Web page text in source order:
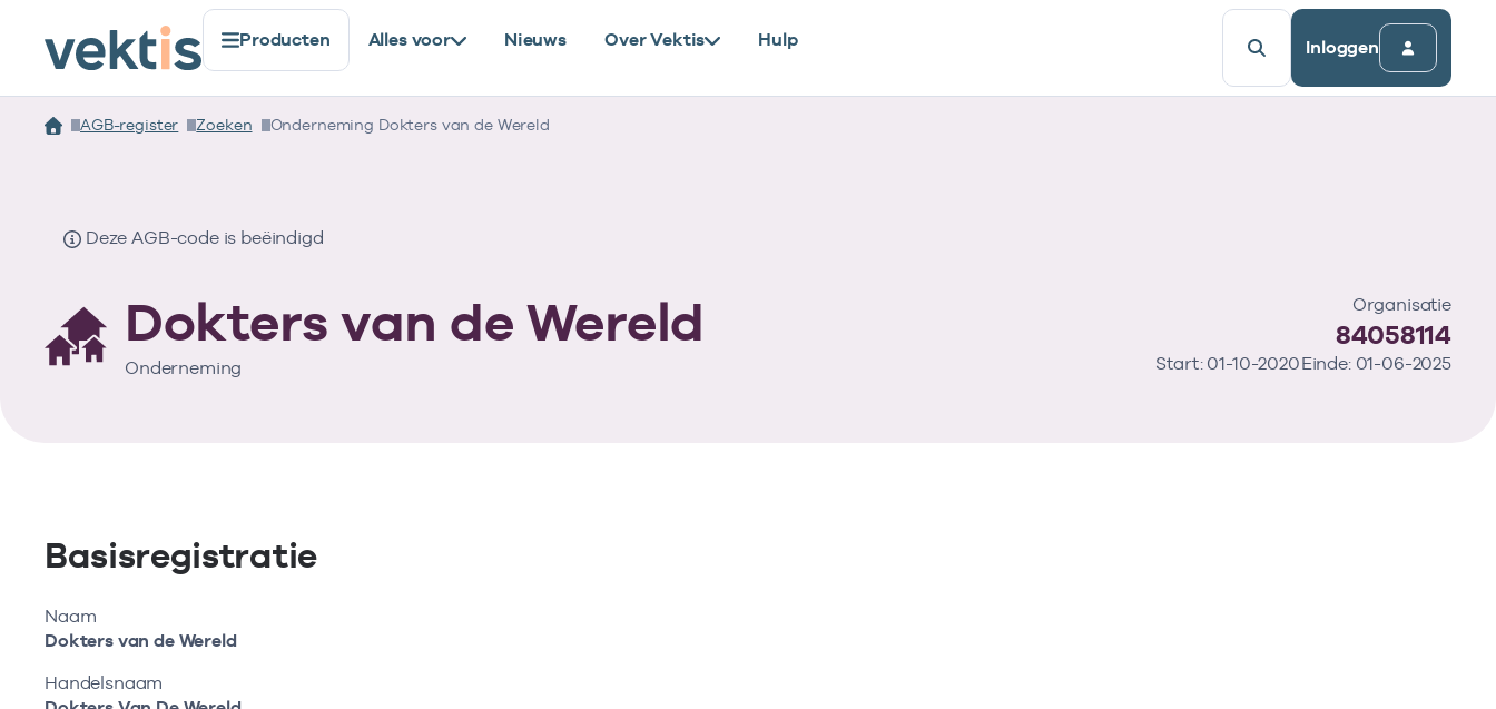
Producten Alles voor Nieuws Over Vektis Hulp Inloggen
AGB-register Zoeken Onderneming Dokters van de Wereld
Deze AGB-code is beëindigd
Dokters van de Wereld
Onderneming
Organisatie
84058114
Start: 01-10-2020Einde: 01-06-2025
Basisregistratie
Naam
Dokters van de Wereld
Handelsnaam